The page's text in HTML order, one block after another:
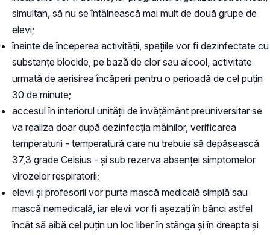
simultan, să nu se întâlnească mai mult de două grupe de
elevi;
înainte de începerea activității, spațiile vor fi dezinfectate cu
substanțe biocide, pe bază de clor sau alcool, activitate
urmată de aerisirea încăperii pentru o perioadă de cel puțin
30 de minute;
accesul în interiorul unității de învățământ preuniversitar se
va realiza doar după dezinfecția mâinilor, verificarea
temperaturii - temperatură care nu trebuie să depășească
37,3 grade Celsius - și sub rezerva absenței simptomelor
virozelor respiratorii;
elevii și profesorii vor purta mască medicală simplă sau
mască nemedicală, iar elevii vor fi așezați în bănci astfel
încât să aibă cel puțin un loc liber în stânga și în dreapta și